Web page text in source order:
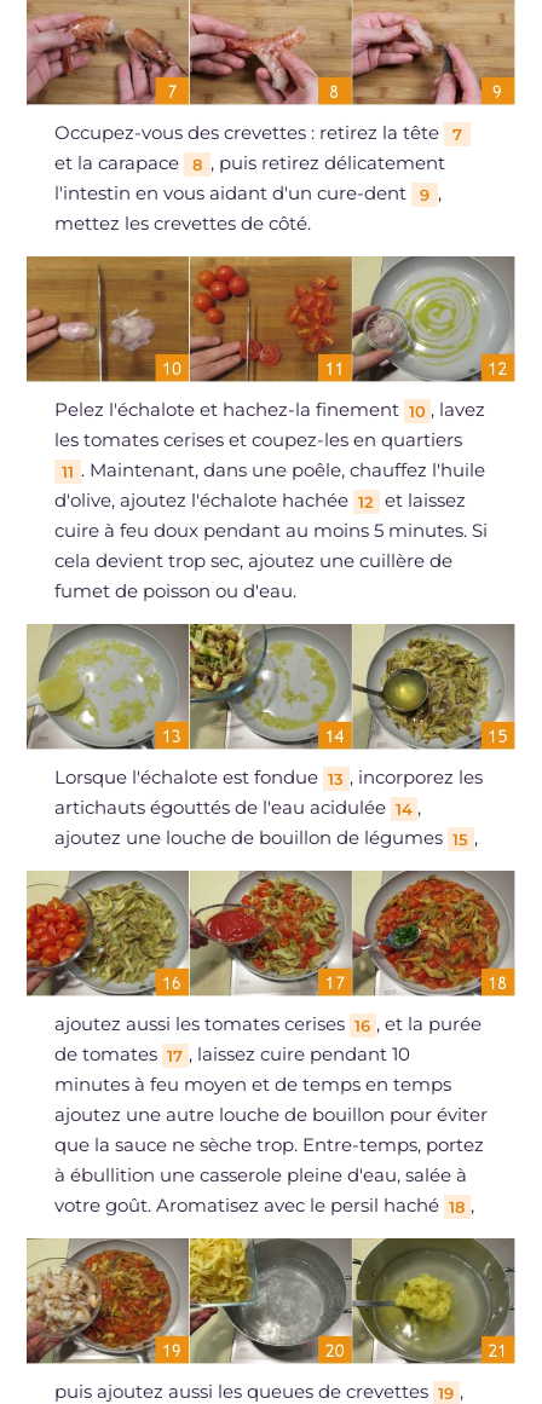
Occupez-vous des crevettes : retirez la tête 7
et la carapace 8 , puis retirez délicatement
l'intestin en vous aidant d'un cure-dent
9 ,
mettez les crevettes de côté.
Pelez l'échalote et hachez-la finement 10 , lavez
les tomates cerises et coupez-les en quartiers
11 . Maintenant, dans une poêle, chauffez l'huile
d'olive, ajoutez l'échalote hachée 12
et laissez
cuire à feu doux pendant au moins 5 minutes. Si
cela devient trop sec, ajoutez une cuillère de
fumet de poisson ou d'eau.
Lorsque l'échalote est fondue 13 , incorporez les
artichauts égouttés de l'eau acidulée 14 ,
ajoutez une louche de bouillon de légumes 15 ,
ajoutez aussi les tomates cerises 16 , et la purée
de tomates 17 , laissez cuire pendant 10
minutes à feu moyen et de temps en temps
ajoutez une autre louche de bouillon pour éviter
que la sauce ne sèche trop. Entre-temps, portez
à ébullition une casserole pleine d'eau, salée à
votre goût. Aromatisez avec le persil haché 18 ,
puis ajoutez aussi les queues de crevettes 19 ,